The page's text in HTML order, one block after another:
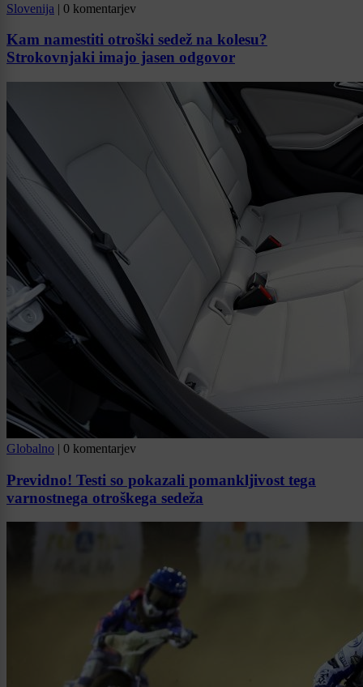
Slovenija | 0 komentarjev
Kam namestiti otroški sedež na kolesu?
Strokovnjaki imajo jasen odgovor
Globalno | 0 komentarjev
Previdno! Testi so pokazali pomankljivost tega
varnostnega otroškega sedeža